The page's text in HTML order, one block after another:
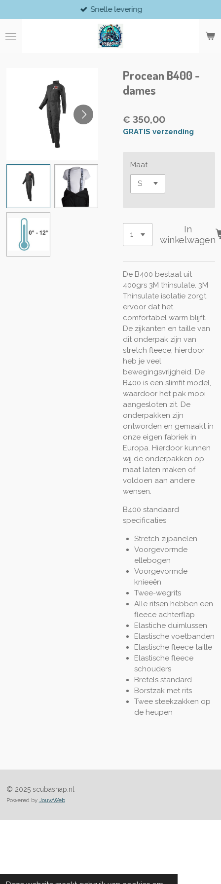
direct
naar
de
Snelle levering
Procean B400 -
dames
€ 350,00
GRATIS verzending
Maat
In
winkelwagen
De B400 bestaat uit
400grs 3M thinsulate. 3M
Thinsulate isolatie zorgt
ervoor dat het
comfortabel warm blijft.
De zijkanten en taille van
dit onderpak zijn van
stretch fleece, hierdoor
heb je veel
bewegingsvrijgheid. De
B400 is een slimfit model,
waardoor het pak mooi
aangesloten zit. De
onderpakken zijn
ontworden en gemaakt in
onze eigen fabriek in
Europa. Hierdoor kunnen
wij de onderpakken op
maat laten maken of
voldoen aan andere
wensen.
B400 standaard
specificaties
Stretch zijpanelen
Voorgevormde
ellebogen
Voorgevormde
knieeën
Twee-wegrits
Alle ritsen hebben een
fleece achterflap
Elastiche duimlussen
Elastische voetbanden
Elastische fleece taille
Elastische fleece
schouders
Bretels standard
Borstzak met rits
Twee steekzakken op
de heupen
© 2025 scubasnap.nl
Powered by JouwWeb